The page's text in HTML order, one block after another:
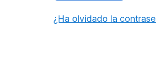
¿Ha olvidado la